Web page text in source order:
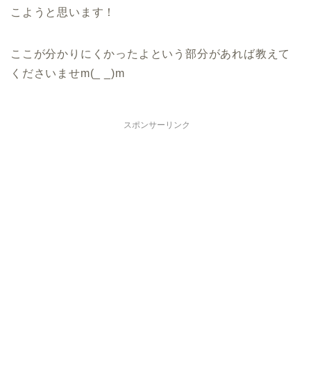
こようと思います！
ここが分かりにくかったよという部分があれば教えて
くださいませm(_ _)m
スポンサーリンク